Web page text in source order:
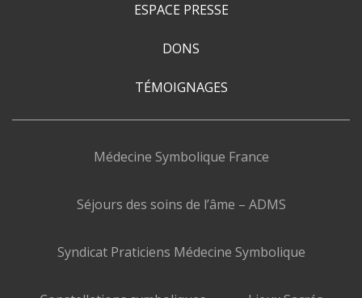
ESPACE PRESSE
DONS
TÉMOIGNAGES
Médecine Symbolique France
Séjours des soins de l’âme – ADMS
Syndicat Praticiens Médecine Symbolique